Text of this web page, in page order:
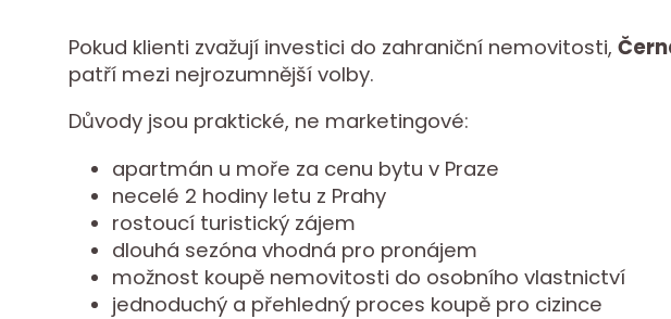
Pokud klienti zvažují investici do zahraniční nemovitosti,
patří mezi nejrozumnější volby.
Důvody jsou praktické, ne marketingové:
apartmán u moře za cenu bytu v Praze
necelé 2 hodiny letu z Prahy
rostoucí turistický zájem
dlouhá sezóna vhodná pro pronájem
možnost koupě nemovitosti do osobního vlastnictví
jednoduchý a přehledný proces koupě pro cizince